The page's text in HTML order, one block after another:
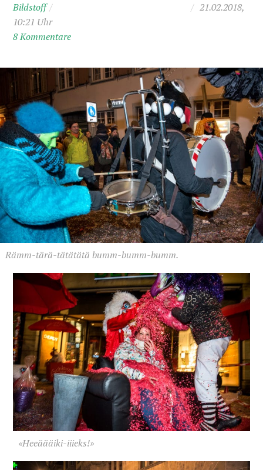
Bildstoff /
/ 21.02.2018,
10:21 Uhr
8 Kommentare
Rämm-tärä-tätätätä bumm-bumm-bumm.
«Heeäääiki-iiieks!»